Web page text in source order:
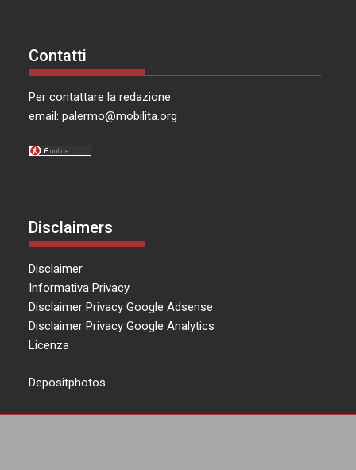
Contatti
Per contattare la redazione
email:palermo@mobilita.org
Disclaimers
Disclaimer
Informativa Privacy
Disclaimer Privacy Google Adsense
Disclaimer Privacy Google Analytics
Licenza
Depositphotos